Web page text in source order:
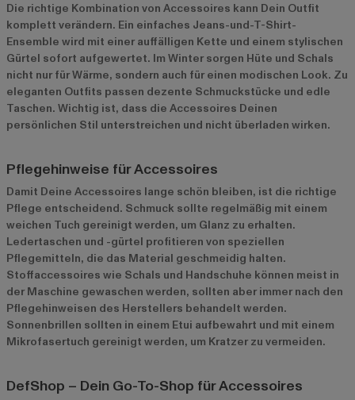
Die richtige Kombination von Accessoires kann Dein Outfit
komplett verändern. Ein einfaches Jeans-und-T-Shirt-
Ensemble wird mit einer auffälligen Kette und einem stylischen
Gürtel sofort aufgewertet. Im Winter sorgen Hüte und Schals
nicht nur für Wärme, sondern auch für einen modischen Look. Zu
eleganten Outfits passen dezente Schmuckstücke und edle
Taschen. Wichtig ist, dass die Accessoires Deinen
persönlichen Stil unterstreichen und nicht überladen wirken.
Pflegehinweise für Accessoires
Damit Deine Accessoires lange schön bleiben, ist die richtige
Pflege entscheidend. Schmuck sollte regelmäßig mit einem
weichen Tuch gereinigt werden, um Glanz zu erhalten.
Ledertaschen und -gürtel profitieren von speziellen
Pflegemitteln, die das Material geschmeidig halten.
Stoffaccessoires wie Schals und Handschuhe können meist in
der Maschine gewaschen werden, sollten aber immer nach den
Pflegehinweisen des Herstellers behandelt werden.
Sonnenbrillen sollten in einem Etui aufbewahrt und mit einem
Mikrofasertuch gereinigt werden, um Kratzer zu vermeiden.
DefShop – Dein Go-To-Shop für Accessoires